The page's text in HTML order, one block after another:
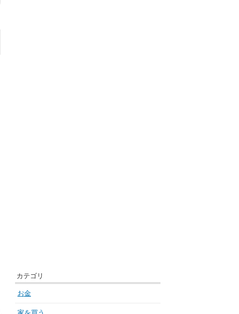
カテゴリ
お金
家を買う